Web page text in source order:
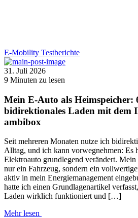
E-Mobility Testberichte
31. Juli 2026
9 Minuten zu lesen
Mein E-Auto als Heimspeicher:
bidirektionales Laden mit dem
ambibox
Seit mehreren Monaten nutze ich
Alltag, und ich kann vorwegnehmen: Es
Elektroauto grundlegend verändert.
nur ein Fahrzeug, sondern ein
aktiv in mein Energiemanagement
hatte ich einen Grundlagenartikel
Laden wirklich funktioniert und […]
Mehr lesen